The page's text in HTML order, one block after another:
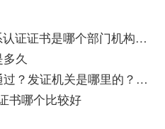
ISO9001国际质量管理体系认证证书是哪个部门机构单位颁发的
久
济南ISO/TS16949认证好通过？发证机关是哪里的？听济南创远咨询的王哲经理说，怎么发外国的证书呢？是真的吗
书哪个比较好